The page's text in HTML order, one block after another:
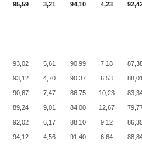
95,59 3,21 94,10 4,23
93,02 5,61 90,99 7,18
93,12 4,70 90,37 6,53
90,67 7,47 86,75 10,23
89,24 9,01 84,00 12,67
92,02 6,17 88,10 9,12
94,12 4,56 91,40 6,64